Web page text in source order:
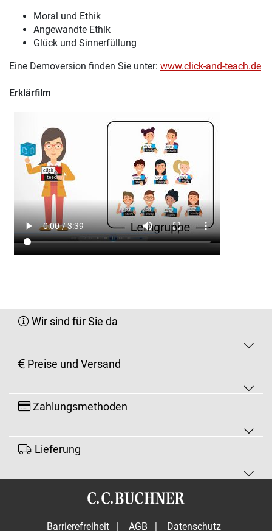
Moral und Ethik
Angewandte Ethik
Glück und Sinnerfüllung
Eine Demoversion finden Sie unter: www.click-and-teach.de
Erklärfilm
Wir sind für Sie da
Preise und Versand
Zahlungsmethoden
Lieferung
Barrierefreiheit AGB Datenschutz